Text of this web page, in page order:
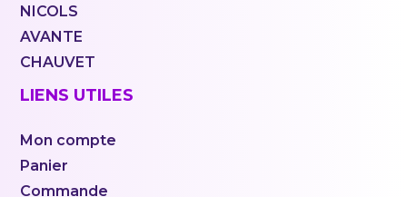
NICOLS
AVANTE
CHAUVET
LIENS UTILES
Mon compte
Panier
Commande